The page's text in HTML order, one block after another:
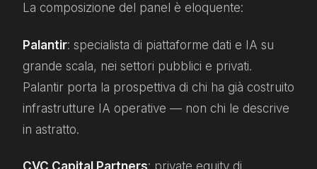
La composizione del panel è eloquente:
Palantir: specialista di piattaforme dati e IA su
grande scala, nei settori pubblici e privati.
Palantir porta la prospettiva di chi ha già costruito
infrastrutture IA operative — non chi le descrive
in astratto.